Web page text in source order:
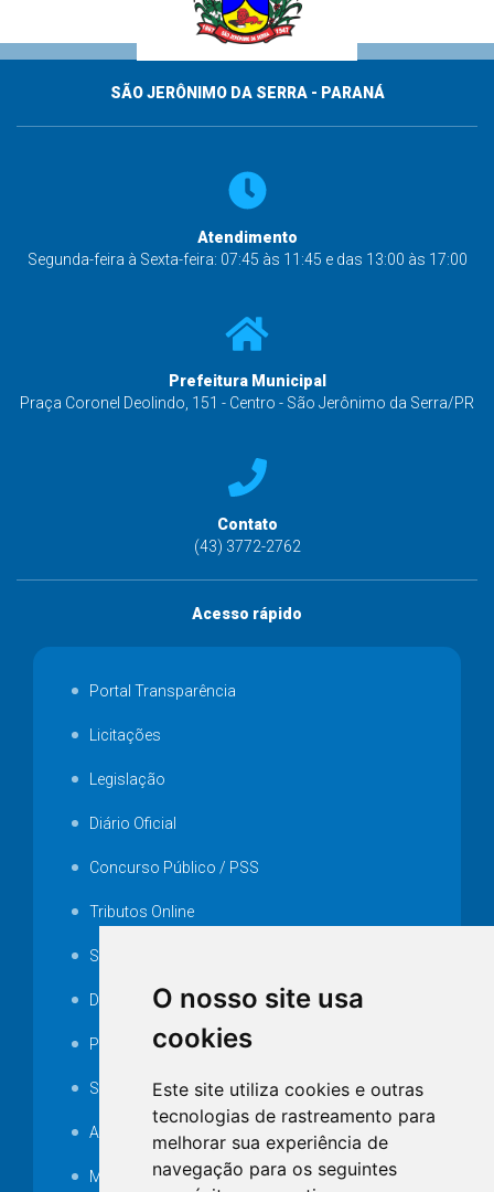
O nosso site usa
cookies
Este site utiliza cookies e outras
tecnologias de rastreamento para
melhorar sua experiência de
navegação para os seguintes
SÃO JERÔNIMO DA SERRA - PARANÁ
Atendimento
Segunda-feira à Sexta-feira: 07:45 às 11:45 e das 13:00 às 17:00
Prefeitura Municipal
Praça Coronel Deolindo, 151 - Centro - São Jerônimo da Serra/PR
Contato
(43) 3772-2762
Acesso rápido
Portal Transparência
Licitações
Legislação
Diário Oficial
Concurso Público / PSS
Tributos Online
Serviços ISS-E
Decretos
Portarias
SAMAE
Audiência pública
MANUTENÇÃO DE ILUMINAÇÃO PÚBLICA